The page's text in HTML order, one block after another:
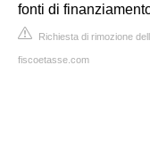
fonti di
Richiesta di rimozione
fiscoetasse.com